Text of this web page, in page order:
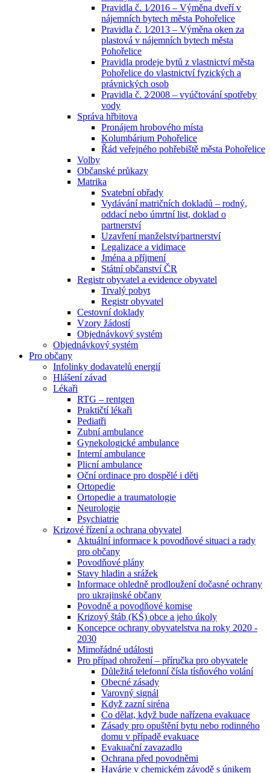
Pravidla č. 1⁄2016 – Výměna dveří v
nájemních bytech města Pohořelice
Pravidla č. 1⁄2013 – Výměna oken za
plastová v nájemních bytech města
Pohořelice
Pravidla prodeje bytů z vlastnictví města
Pohořelice do vlastnictví fyzických a
právnických osob
Pravidla č. 2⁄2008 – vyúčtování spotřeby
vody
Správa hřbitova
Pronájem hrobového místa
Kolumbárium Pohořelice
Řád veřejného pohřebiště města Pohořelice
Volby
Občanské průkazy
Matrika
Svatební obřady
Vydávání matričních dokladů – rodný,
oddací nebo úmrtní list, doklad o
partnerství
Uzavření manželství⁄partnerství
Legalizace a vidimace
Jména a příjmení
Státní občanství ČR
Registr obyvatel a evidence obyvatel
Trvalý pobyt
Registr obyvatel
Cestovní doklady
Vzory žádostí
Objednávkový systém
Objednávkový systém
Pro občany
Infolinky dodavatelů energií
Hlášení závad
Lékaři
RTG – rentgen
Praktičtí lékaři
Pediatři
Zubní ambulance
Gynekologické ambulance
Interní ambulance
Plicní ambulance
Oční ordinace pro dospělé i děti
Ortopedie
Ortopedie a traumatologie
Neurologie
Psychiatrie
Krizové řízení a ochrana obyvatel
Aktuální informace k povodňové situaci a rady
pro občany
Povodňové plány
Stavy hladin a srážek
Informace ohledně prodloužení dočasné ochrany
pro ukrajinské občany
Povodně a povodňové komise
Krizový štáb (KŠ) obce a jeho úkoly
Koncepce ochrany obyvatelstva na roky 2020 -
2030
Mimořádné události
Pro případ ohrožení – příručka pro obyvatele
Důležitá telefonní čísla tísňového volání
Obecné zásady
Varovný signál
Když zazní siréna
Co dělat, když bude nařízena evakuace
Zásady pro opuštění bytu nebo rodinného
domu v případě evakuace
Evakuační zavazadlo
Ochrana před povodněmi
Havárie v chemickém závodě s únikem